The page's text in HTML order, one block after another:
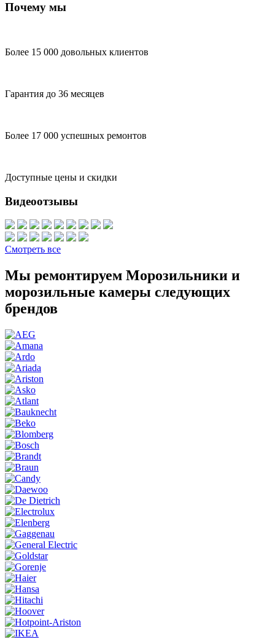
Почему мы
Более 15 000 довольных клиентов
Гарантия до 36 месяцев
Более 17 000 успешных ремонтов
Доступные цены и скидки
Видеоотзывы
Смотреть все
Мы ремонтируем Морозильники и
морозильные камеры следующих
брендов